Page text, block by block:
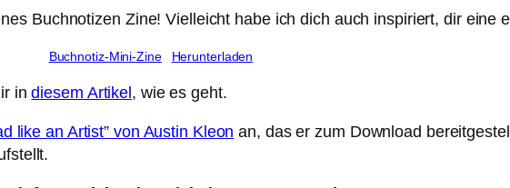
Buchnotizen Zine! Vielleicht habe ich dich auch inspiriert, dir eine
Buchnotiz-Mini-Zine Herunterladen
indiesem Artikel , wie es geht.
like an Artist” von Austin Kleon an, das er zum Download